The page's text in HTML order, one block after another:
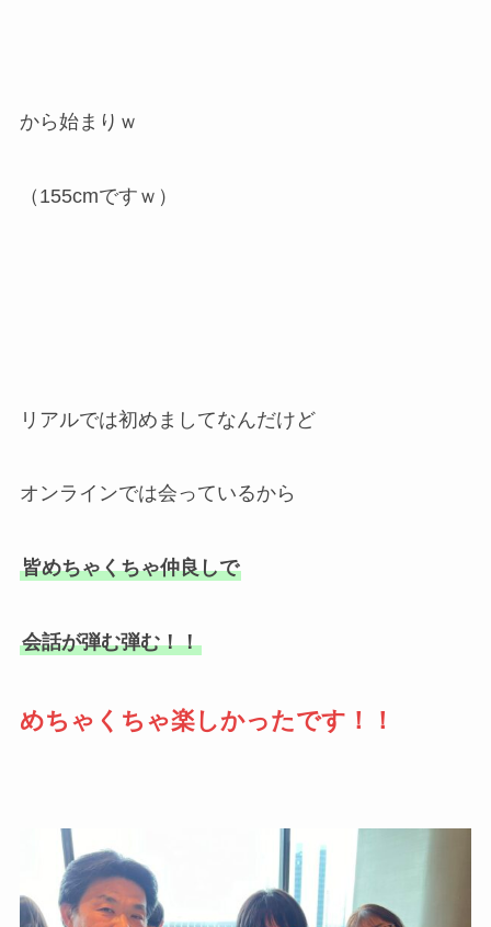
から始まりｗ
（155cmですｗ）
リアルでは初めましてなんだけど
オンラインでは会っているから
皆めちゃくちゃ仲良しで
会話が弾む弾む！！
めちゃくちゃ楽しかったです！！